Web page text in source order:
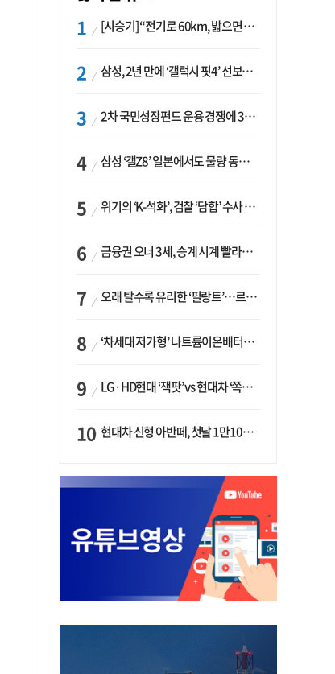
[시승기] “전기로 60km, 밟으면 462마력”…볼보 XC60 T8의 두 얼굴
삼성, 2년 만에 ‘갤럭시 핏4’ 선보이나…웨어러블 생태계 확장 ‘시동’
2차 국민성장펀드 운용 경쟁에 33개사 몰렸다…신한·하나 등 새 얼굴 대거 합류
삼성 ‘갤Z8’ 일본에서도 물량 동났다…애플 참전 앞두고 선두 수성 ‘시험대’
위기의 ‘K-석화’, 검찰 ‘담합’ 수사 착수…“LG·한화·롯데 등 7개 업체, 8개 제품 가격 담합”
금융권 오너 3세, 승계 시계 빨라지나…한국투자 ‘속도’·미래에셋·메리츠는 ‘거리두기’
오래 탈수록 유리한 ‘필랑트’…르노코리아, 5년 뒤 잔존가치 53% 보장
‘차세대 저가형’ 나트륨이온배터리 시대 오나…LG화학·에코프로, 상용화 속도낸다
LG·HD현대 ‘잭팟’ vs 현대차 ‘쪽박’…글로벌 사모펀드, 韓 대기업 투자 ‘희비’
현대차 신형 아반떼, 첫날 1만1094대 계약…역대 최고치 경신